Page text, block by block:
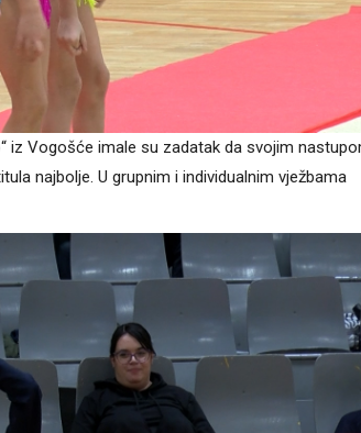
iz Vogošće imale su zadatak da svojim
najbolje. U grupnim i individualnim vježbama